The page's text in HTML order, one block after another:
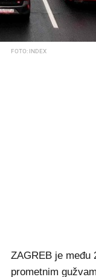
FOTO: INDEX
ZAGREB je među
prometnim